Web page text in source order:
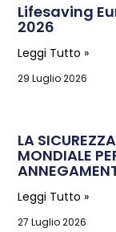
Lifesaving
2026
Leggi Tutto »
29 Luglio 2026
LA
MONDIALE
Leggi Tutto »
27 Luglio 2026